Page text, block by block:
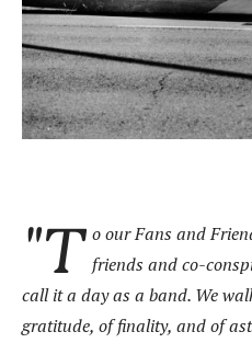
"T o our Fans and
friends and co-
call it a day as a band. We
gratitude, of finality, and of